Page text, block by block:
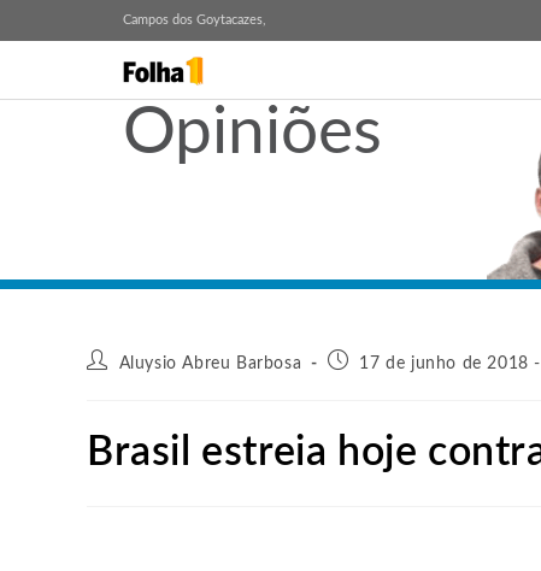
Campos dos Goytacazes,
Opiniões
Aluysio Abreu Barbosa 17 de junho de 2018
Brasil estreia hoje